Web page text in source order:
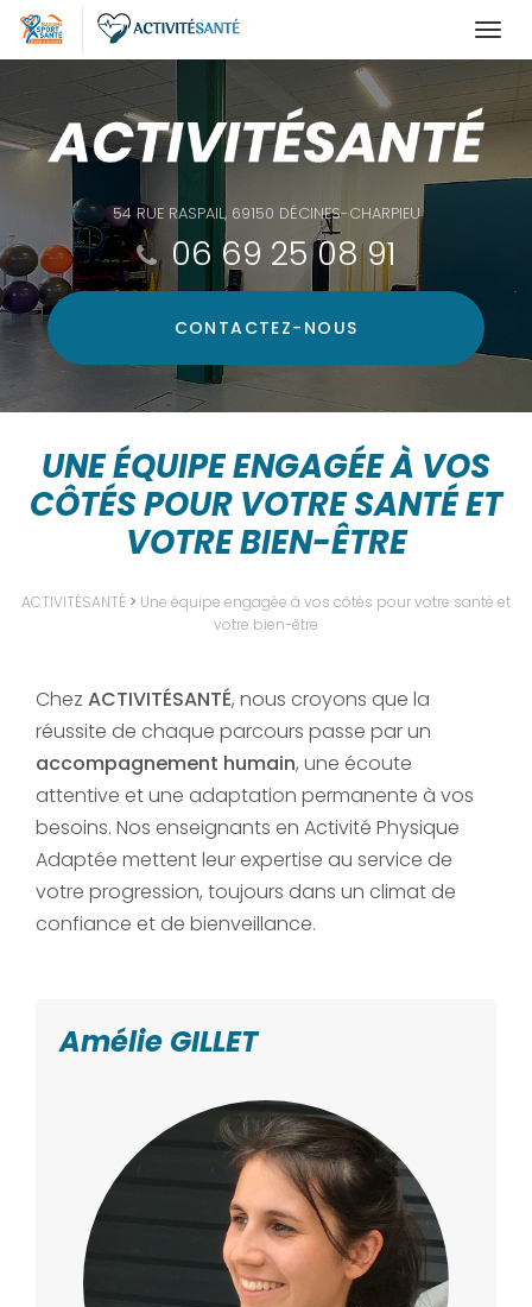
au
contenu
principal
54 RUE RASPAIL, 69150 DÉCINES-CHARPIEU
06 69 25 08 91
CONTACTEZ- NOUS
UNE ÉQUIPE ENGAGÉE À VOS
CÔTÉS POUR VOTRE SANTÉ ET
VOTRE BIEN-ÊTRE
ACTIVITÉSANTÉ > Une équipe engagée à vos côtés pour votre santé et
votre bien-être
Chez ACTIVITÉSANTÉ, nous croyons que la
réussite de chaque parcours passe par un
accompagnement humain, une écoute
attentive et une adaptation permanente à vos
besoins. Nos enseignants en Activité Physique
Adaptée mettent leur expertise au service de
votre progression, toujours dans un climat de
confiance et de bienveillance.
Amélie GILLET